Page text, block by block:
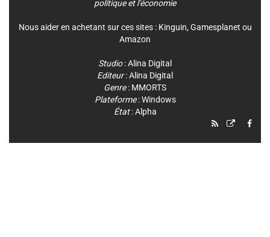
politique et l'économie
Nous aider en achetant sur ces sites : Kinguin, Gamesplanet ou
Amazon
Studio:Alina Digital
Editeur:Alina Digital
Genre: MMORTS
Plateforme:Windows
État: Alpha